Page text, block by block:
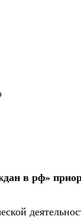
в рф»